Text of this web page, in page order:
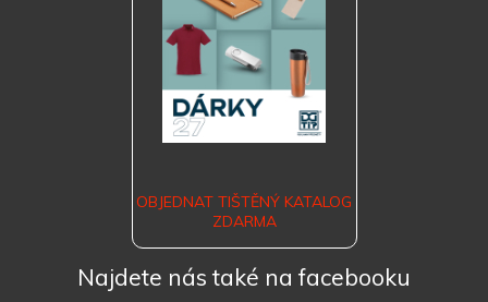
OBJEDNAT TIŠTĚNÝ KATALOG
ZDARMA
Najdete nás také na facebooku